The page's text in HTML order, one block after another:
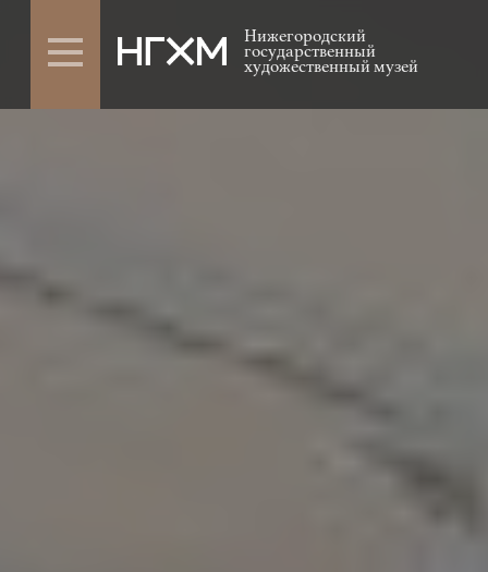
Нижегородский
государственный
художественный музей